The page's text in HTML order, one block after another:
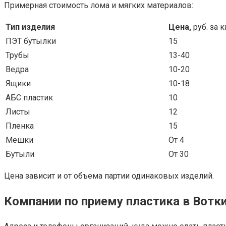
Примерная стоимость лома и мягких материалов:
Тип изделия Цена, руб. за
ПЭТ бутылки
15
Трубы
13-40
Ведра
10-20
Ящики
10-18
АБС пластик
10
Листы
12
Пленка
15
Мешки
От 4
Бутыли
От 30
Цена зависит и от объема партии одинаковых изделий.
Компании по приему пластика в